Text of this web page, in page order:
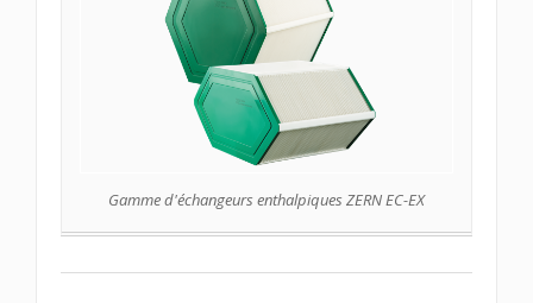
Gamme d'échangeurs enthalpiques ZERN EC-EX